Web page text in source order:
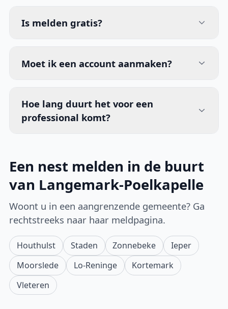
Is melden gratis?
Moet ik een account aanmaken?
Hoe lang duurt het voor een
professional komt?
Een nest melden in de buurt
van Langemark-Poelkapelle
Woont u in een aangrenzende gemeente? Ga
rechtstreeks naar haar meldpagina.
Houthulst Staden Zonnebeke
Ieper
Moorslede
Lo-Reninge
Kortemark
Vleteren